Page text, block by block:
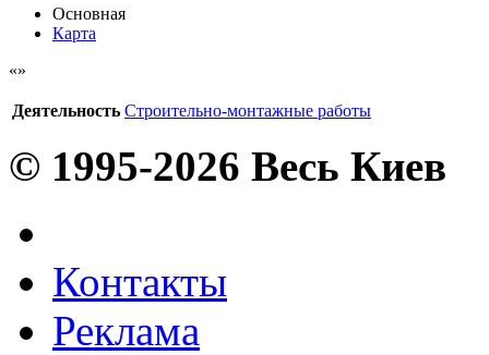
Основная
Карта
Деятельность Строительно-монтажные работы
© 1995-2026 Весь Киев
Контакты
Реклама